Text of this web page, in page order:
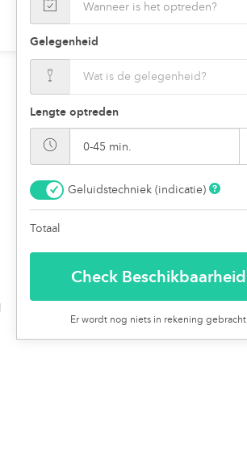
Gelegenheid
Lengte optreden
0-45 min.
Geluidstechniek (indicatie)
Totaal
Er wordt nog niets in rekening gebracht